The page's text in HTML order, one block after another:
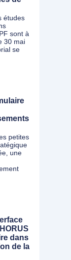
études
sont à
30 mai
se
petites
une
dans
de la